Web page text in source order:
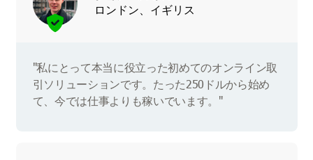
ロンドン、イギリス
"私にとって本当に役立った初めてのオンライン取
引ソリューションです。たった250ドルから始め
て、今では仕事よりも稼いでいます。"